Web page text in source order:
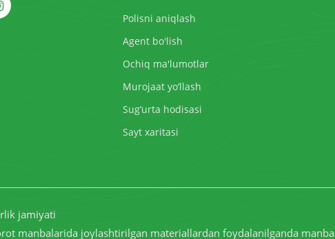
Polisni aniqlash
Agent bo'lish
Ochiq ma'lumotlar
Murojaat yo‘llash
Sug‘urta hodisasi
Sayt xaritasi
jamiyati
manbalarida joylashtirilgan materiallardan foydalanilganda manba